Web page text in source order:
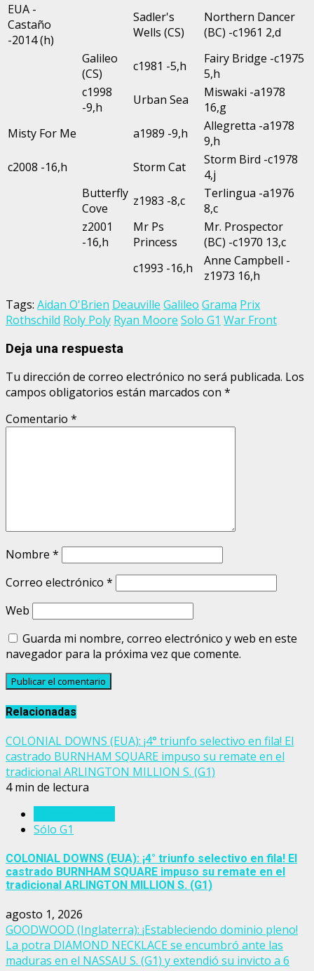
EUA -
Castaño
-2014 (h)
Sadler's
Wells (CS)
Northern Dancer
(BC) -c1961 2,d
Galileo
(CS)
c1981 -5,h
Fairy Bridge -c1975
5,h
c1998
-9,h
Urban Sea
Miswaki -a1978
16,g
Misty For Me
a1989 -9,h
Allegretta -a1978
9,h
c2008 -16,h
Storm Cat
Storm Bird -c1978
4,j
Butterfly
Cove
z1983 -8,c
Terlingua -a1976
8,c
z2001
-16,h
Mr Ps
Princess
Mr. Prospector
(BC) -c1970 13,c
c1993 -16,h
Anne Campbell -
z1973 16,h
Tags: Aidan O'Brien Deauville Galileo Grama Prix
Rothschild Roly Poly Ryan Moore Solo G1 War Front
Deja una respuesta
Tu dirección de correo electrónico no será publicada. Los
campos obligatorios están marcados con *
Comentario *
Nombre *
Correo electrónico *
Web
Guarda mi nombre, correo electrónico y web en este
navegador para la próxima vez que comente.
Relacionadas
COLONIAL DOWNS (EUA): ¡4° triunfo selectivo en fila! El
castrado BURNHAM SQUARE impuso su remate en el
tradicional ARLINGTON MILLION S. (G1)
4 min de lectura
Sólo G1
COLONIAL DOWNS (EUA): ¡4° triunfo selectivo en fila! El
castrado BURNHAM SQUARE impuso su remate en el
tradicional ARLINGTON MILLION S. (G1)
agosto 1, 2026
GOODWOOD (Inglaterra): ¡Estableciendo dominio pleno!
La potra DIAMOND NECKLACE se encumbró ante las
maduras en el NASSAU S. (G1) y extendió su invicto a 6